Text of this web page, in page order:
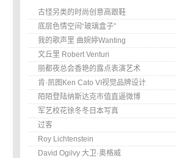
古怪另类的时尚创意高跟鞋
底层色情空间“玻璃盒子”
我的歌声里 曲婉婷Wanting
文丘里 Robert Venturi
丽都夜总会香艳的露点表演艺术
肯·凯图Ken Cato VI视觉品牌设计
陌陌登陆纳斯达克市值直逼微博
军艺校花徐冬冬日本写真
过客
Roy Lichtenstein
David Ogilvy 大卫·奥格威